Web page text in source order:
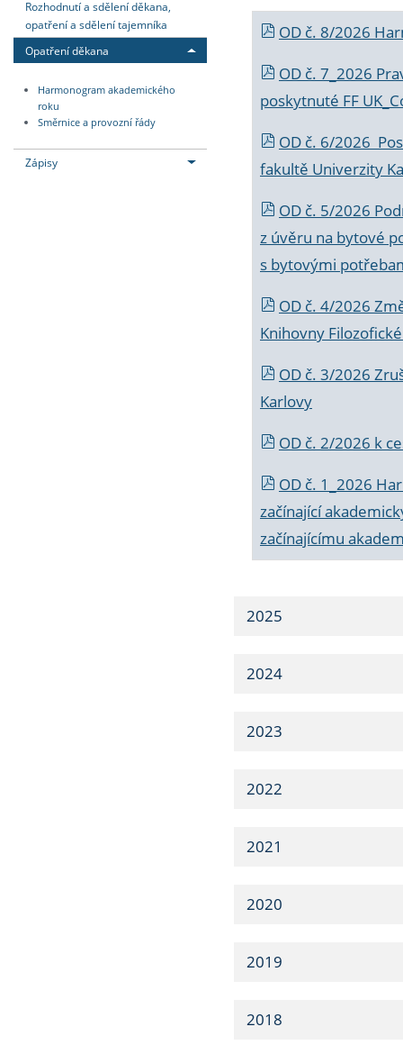
Rozhodnutí a sdělení děkana,
opatření a sdělení tajemníka
Opatření děkana
Harmonogram akademického
roku
Směrnice a provozní řády
Zápisy
OD č. 8/2026
OD č. 7_2026
poskytnuté FF
OD č. 6/2026
fakultě Univerzity
OD č. 5/2026
z úvěru na bytové
s bytovými
OD č. 4/2026
Knihovny
OD č. 3/2026
Karlovy
OD č. 2/2026 k
OD č. 1_2026
začínající
začínajícímu
2025
2024
2023
2022
2021
2020
2019
2018